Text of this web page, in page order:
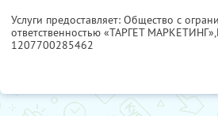
Услуги предоставляет: Общество с
ответственностью «ТАРГЕТ МАРКЕТИНГ»,
1207700285462